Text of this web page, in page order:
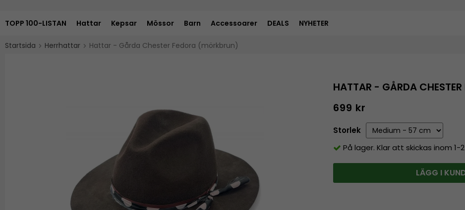
TOPP 100-LISTAN Hattar Kepsar Mössor Barn Accessoarer DEALS NYHETER
Startsida Herrhattar Hattar - Gårda Chester Fedora (mörkbrun)
HATTAR - GÅRDA
699 kr
Storlek
På lager. Klar att skickas inom 1-
LÄGG I